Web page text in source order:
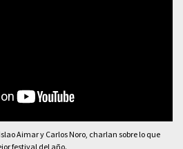
Aimar y Carlos Noro, charlan sobre lo que
festival del año.